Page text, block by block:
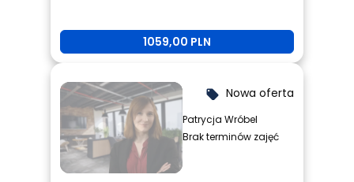
1059,00 PLN
local_offer Nowa oferta
Patrycja Wróbel
Brak terminów zajęć